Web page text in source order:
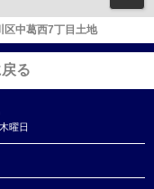
区中葛西7丁目土地
る
曜日